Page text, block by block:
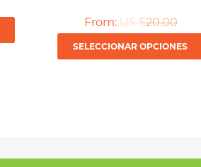
From: US $20.00
SELECCIONAR OPCIONES